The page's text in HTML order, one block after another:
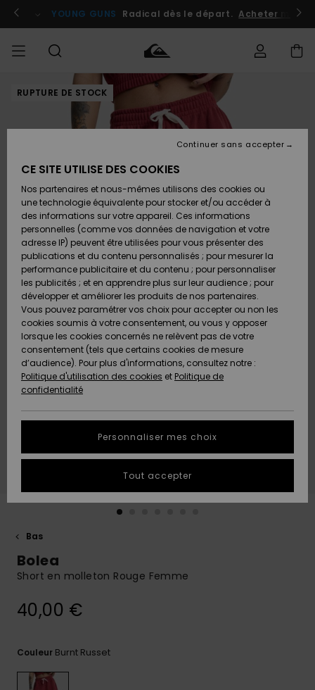
l'information
le
Se connecter / s'inscrire
YOUNG GUNS Radical dès le départ. Acheter
HOMME Vêtements
Chaussures
& Tongs
Surf
Snow
Nouveautés
A
Découvrir
Vêtements
Chaussures
& Tongs
Surf
Snow
Nouveautés
A
Découvrir
FEMME
Shop
A
Découvrir
Snow
SURF
Surf
Shop
Homme
Surf
Shop
Enfant
Highlights
Communauté
SNOW
Snow
Shop
Homme
Snow
Shop
Enfant
Snow
Shop
Femme
A
Découvrir
Communauté
OUTLET
Outlet
Homme
Enfant
Outlet
Femme
AIDE &
CONTACT
Accéder à
ma
commande
Retours
Paiement
Carte
Cadeau
Quiksilver
Freedom
Protection
des
tailles
conversation
à votre
question.
Trouvez
MAGASINS
QUIKSILVER
RUPTURE DE STOCK
Bas
Bolea
Short en molleton Rouge Femme
40,00 €
Couleur Burnt Russet
CE SITE UTILISE DES COOKIES
Nos partenaires et nous-mêmes utilisons des cookies ou
une technologie équivalente pour stocker et/ou accéder à
des informations sur votre appareil. Ces informations
personnelles (comme vos données de navigation et votre
adresse IP) peuvent être utilisées pour vous présenter des
publications et du contenu personnalisés ; pour mesurer la
performance publicitaire et du contenu ; pour personnaliser
les publicités ; et en apprendre plus sur leur audience ; pour
développer et améliorer les produits de nos partenaires.
Vous pouvez paramétrer vos choix pour accepter ou non les
cookies soumis à votre consentement, ou vous y opposer
lorsque les cookies concernés ne relèvent pas de votre
consentement (tels que certains cookies de mesure
d’audience). Pour plus d'informations, consultez notre :
Politique d'utilisation des cookies et Politique de
confidentialité
Personnaliser mes choix
Continuer sans accepter
Tout accepter